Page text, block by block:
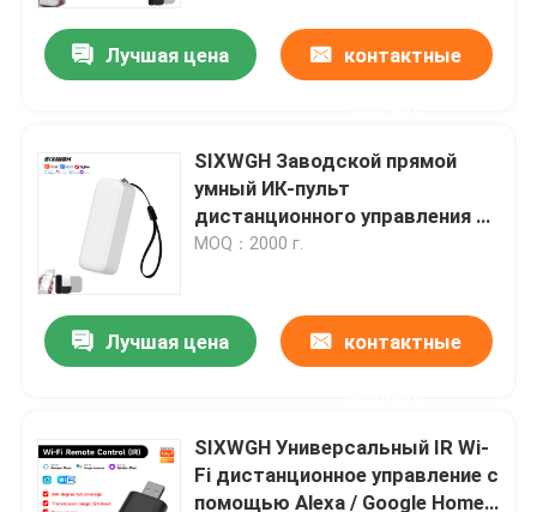
Дом
О нас
Лучшая цена контактные
SIXWGH Заводской прямой
умный ИК-пульт
дистанционного управления с
управлением через
конструкцией, доступен OEM-
логотип на заказ
MOQ：2000 г.
Лучшая цена контактные
SIXWGH Универсальный IR Wi-
Fi дистанционное управление с
помощью Alexa / Google Home